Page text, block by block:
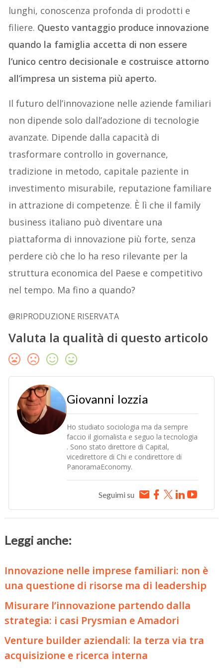
lunghi, conoscenza profonda di prodotti e
filiere. Questo vantaggio produce innovazione
quando la famiglia accetta di non essere
l’unico centro decisionale e costruisce attorno
all’impresa un sistema più aperto.
Il futuro dell’innovazione nelle aziende familiari
non dipende solo dall’adozione di tecnologie
avanzate. Dipende dalla capacità di
trasformare controllo in governance,
tradizione in metodo, capitale paziente in
investimento misurabile, reputazione familiare
in attrazione di competenze. È lì che il family
business italiano può diventare una
piattaforma di innovazione più forte, senza
perdere ciò che lo ha reso rilevante per la
struttura economica del Paese e competitivo
nel tempo. Ma fino a quando?
@RIPRODUZIONE RISERVATA
Valuta la qualità di questo articolo
Giovanni Iozzia
Ho studiato sociologia ma da sempre
faccio il giornalista e seguo la tecnologia
. Sono stato direttore di Capital,
vicedirettore di Chi e condirettore di
PanoramaEconomy.
Seguimi su
Leggi anche:
Innovazione nelle imprese familiari: non è
una questione di risorse ma di leadership
Misurare l’innovazione partendo dalla
strategia: i casi Prysmian e Amadori
Venture builder aziendali: la terza via tra
acquisizione e ricerca interna